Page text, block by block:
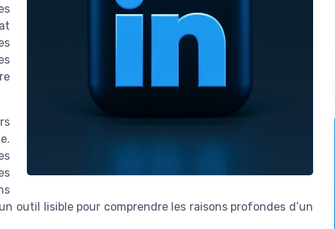
outil lisible pour comprendre les raisons profondes d’un